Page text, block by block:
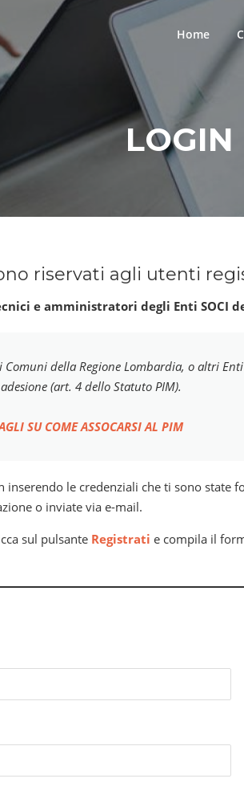
Home
LOGIN
riservati agli utenti
e amministratori degli Enti SOCI
Comuni della Regione Lombardia, o altri
(art. 4 dello Statuto PIM).
SU COME ASSOCARSI AL PIM
inserendo le credenziali che ti sono state
o inviate via e-mail.
sul pulsante Registrati e compila il